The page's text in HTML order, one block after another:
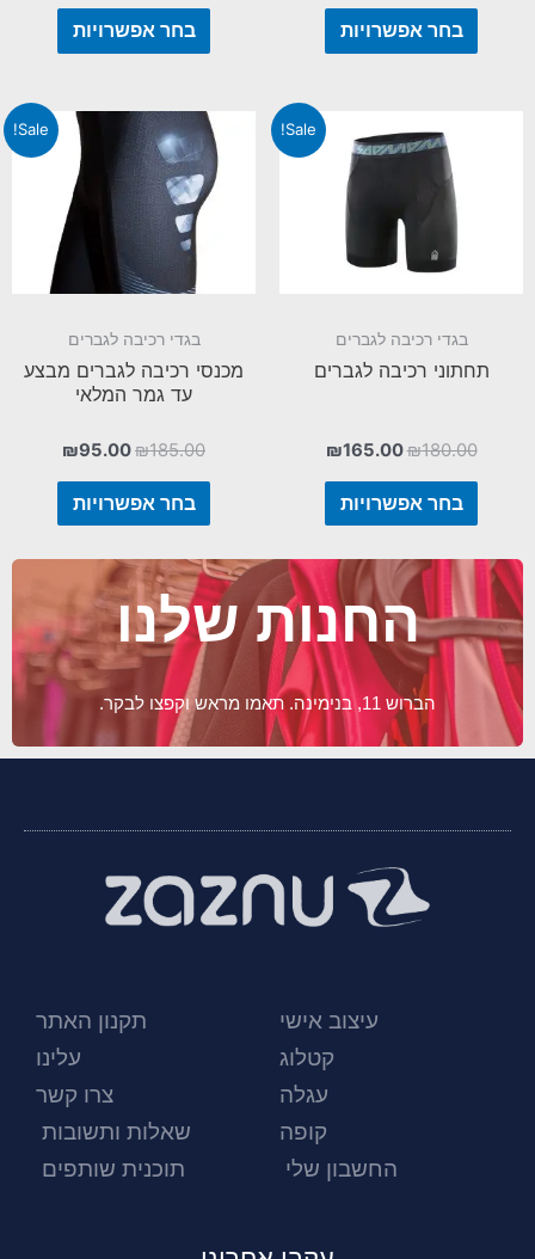
בחר אפשרויות בחר אפשרויות
Sale!
בגדי רכיבה לגברים
תחתוני רכיבה לגברים
₪180.00
₪165.00
בחר אפשרויות
Sale!
בגדי רכיבה לגברים
מכנסי רכיבה לגברים מבצע
עד גמר המלאי
₪185.00
₪95.00
בחר אפשרויות
החנות שלנו
הברוש 11, בנימינה. תאמו מראש וקפצו לבקר.
עיצוב אישי
קטלוג
עגלה
קופה
החשבון שלי
תקנון האתר
עלינו
צרו קשר
שאלות ותשובות
תוכנית שותפים